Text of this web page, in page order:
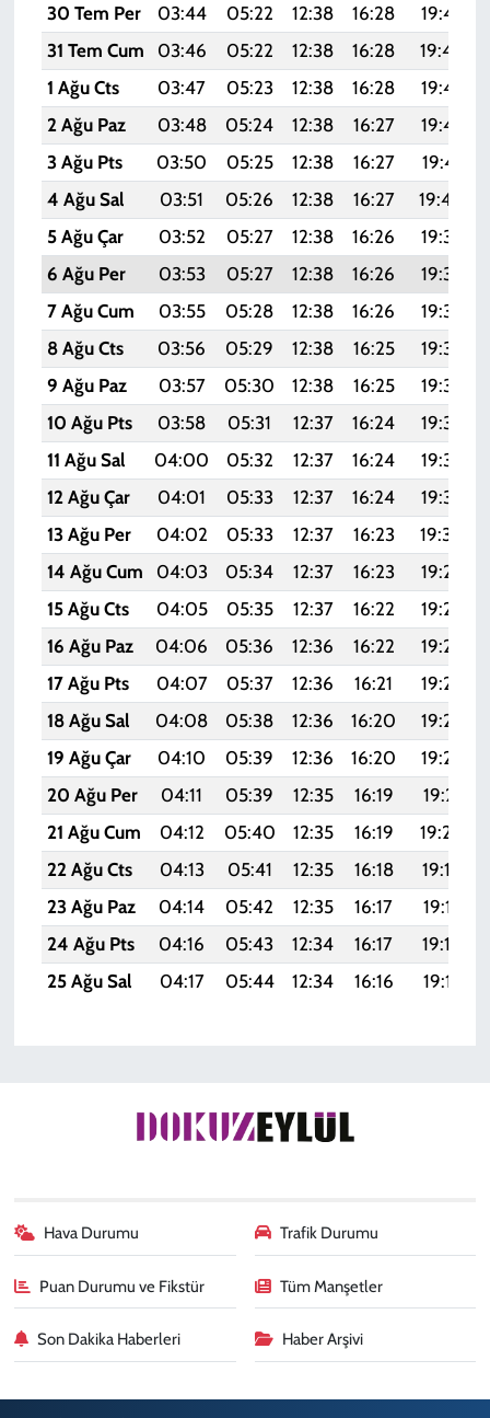
30 Tem Per
03:44 05:22 12:38 16:28 19:45
31 Tem Cum
03:46 05:22 12:38 16:28 19:44
1 Ağu Cts
03:47 05:23 12:38 16:28 19:43
2 Ağu Paz
03:48 05:24 12:38 16:27 19:42
3 Ağu Pts
03:50 05:25 12:38 16:27 19:41
4 Ağu Sal
03:51 05:26 12:38 16:27 19:40
5 Ağu Çar
03:52 05:27 12:38 16:26 19:39
6 Ağu Per
03:53 05:27 12:38 16:26 19:38
7 Ağu Cum
03:55 05:28 12:38 16:26 19:37
8 Ağu Cts
03:56 05:29 12:38 16:25 19:36
9 Ağu Paz
03:57 05:30 12:38 16:25 19:35
10 Ağu Pts
03:58 05:31 12:37 16:24 19:34
11 Ağu Sal
04:00 05:32 12:37 16:24 19:33
12 Ağu Çar
04:01 05:33 12:37 16:24 19:32
13 Ağu Per
04:02 05:33 12:37 16:23 19:30
14 Ağu Cum
04:03 05:34 12:37 16:23 19:29
15 Ağu Cts
04:05 05:35 12:37 16:22 19:28
16 Ağu Paz
04:06 05:36 12:36 16:22 19:27
17 Ağu Pts
04:07 05:37 12:36 16:21 19:25
18 Ağu Sal
04:08 05:38 12:36 16:20 19:24
19 Ağu Çar
04:10 05:39 12:36 16:20 19:23
20 Ağu Per
04:11 05:39 12:35 16:19 19:21
21 Ağu Cum
04:12 05:40 12:35 16:19 19:20
22 Ağu Cts
04:13 05:41 12:35 16:18 19:19
23 Ağu Paz
04:14 05:42 12:35 16:17 19:17
24 Ağu Pts
04:16 05:43 12:34 16:17 19:16
25 Ağu Sal
04:17 05:44 12:34 16:16 19:15
Hava Durumu Trafik Durumu
Puan Durumu ve Fikstür Tüm Manşetler
Son Dakika Haberleri Haber Arşivi